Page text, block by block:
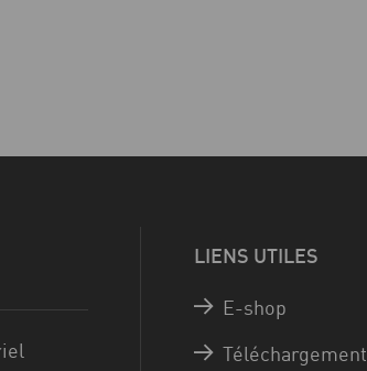
LIENS UTILES
E-shop
Téléchargement